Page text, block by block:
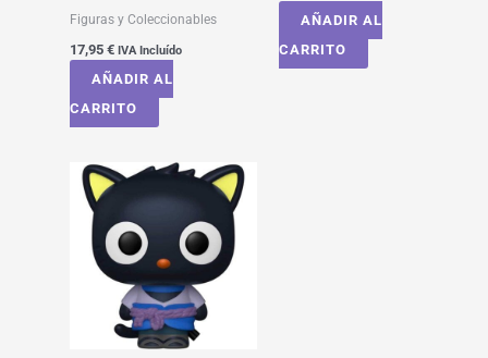
Figuras y Coleccionables
17,95 € IVA Incluído
AÑADIR AL
CARRITO
AÑADIR AL
CARRITO